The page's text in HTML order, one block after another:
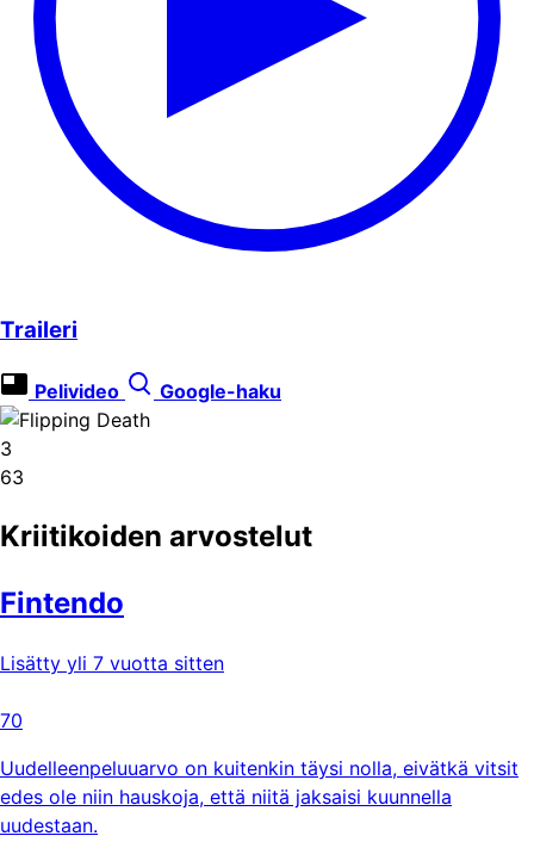
Traileri
Pelivideo Google-haku
3
63
Kriitikoiden arvostelut
Fintendo
Lisätty yli 7 vuotta sitten
70
Uudelleenpeluuarvo on kuitenkin täysi nolla, eivätkä vitsit
edes ole niin hauskoja, että niitä jaksaisi kuunnella
uudestaan.